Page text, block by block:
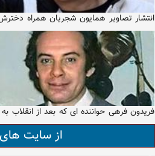
انتشار تصاویر همایون شجریان همراه
فریدون فرهی حواننده ای که بعد از انقلاب
از سایت